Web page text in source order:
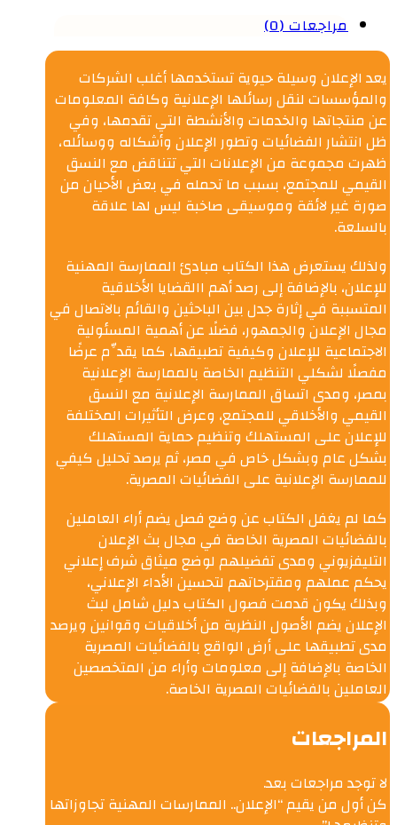
مراجعات (0)
يعد الإعلان وسيلة حيوية تستخدمها أغلب الشركات
والمؤسسات لنقل رسائلها الإعلانية وكافة المعلومات
عن منتجاتها والخدمات والأنشطة التي تقدمها، وفي
ظل انتشار الفضائيات وتطور الإعلان وأشكاله ووسائله،
ظهرت مجموعة من الإعلانات التي تتناقض مع النسق
القيمي للمجتمع، بسبب ما تحمله في بعض الأحيان من
صورة غير لائقة وموسيقى صاخبة ليس لها علاقة
بالسلعة.
ولذلك يستعرض هذا الكتاب مبادئ الممارسة المهنية
للإعلان، بالإضافة إلى رصد أهم االقضايا الأخلاقية
المتسببة في إثارة جدل بين الباحثين والقائم بالاتصال في
مجال الإعلان والجمهور، فضلًا عن أهمية المسئولية
الاجتماعية للإعلان وكيفية تطبيقها، كما يقدِّم عرضًا
مفصلًا لشكلي التنظيم الخاصة بالممارسة الإعلانية
بمصر، ومدى اتساق الممارسة الإعلانية مع النسق
القيمي والأخلاقي للمجتمع، وعرض التأثيرات المختلفة
للإعلان على المستهلك وتنظيم حماية المستهلك
بشكل عام وبشكل خاص في مصر، ثم يرصد تحليل كيفي
للممارسة الإعلانية على الفضائيات المصرية.
كما لم يغفل الكتاب عن وضع فصل يضم أراء العاملين
بالفضائيات المصرية الخاصة في مجال بث الإعلان
التليفزيوني ومدى تفضيلهم لوضع ميثاق شرف إعلاني
يحكم عملهم ومقترحاتهم لتحسين الأداء الإعلاني،
وبذلك يكون قدمت فصول الكتاب دليل شامل لبث
الإعلان يضم الأصول النظرية من أخلاقيات وقوانين ويرصد
مدى تطبيقها على أرض الواقع بالفضائيات المصرية
الخاصة بالإضافة إلى معلومات وأراء من المتخصصين
العاملين بالفضائيات المصرية الخاصة.
المراجعات
لا توجد مراجعات بعد.
كن أول من يقيم “الإعلان.. الممارسات المهنية تجاوزاتها